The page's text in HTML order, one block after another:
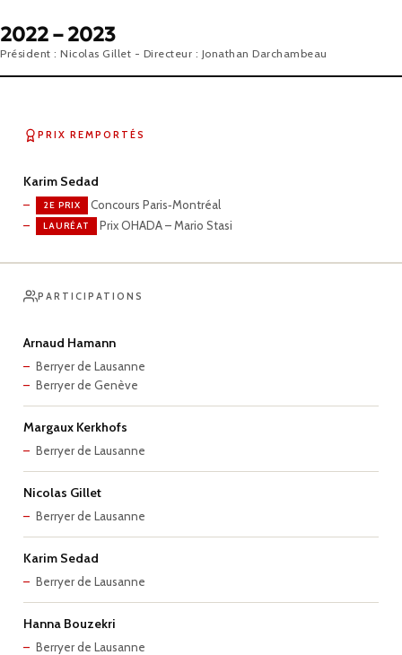
2022 – 2023
Président : Nicolas Gillet - Directeur : Jonathan Darchambeau
PRIX REMPORTÉS
Karim Sedad
2E PRIX Concours Paris‑Montréal
LAURÉAT Prix OHADA – Mario Stasi
PARTICIPATIONS
Arnaud Hamann
Berryer de Lausanne
Berryer de Genève
Margaux Kerkhofs
Berryer de Lausanne
Nicolas Gillet
Berryer de Lausanne
Karim Sedad
Berryer de Lausanne
Hanna Bouzekri
Berryer de Lausanne